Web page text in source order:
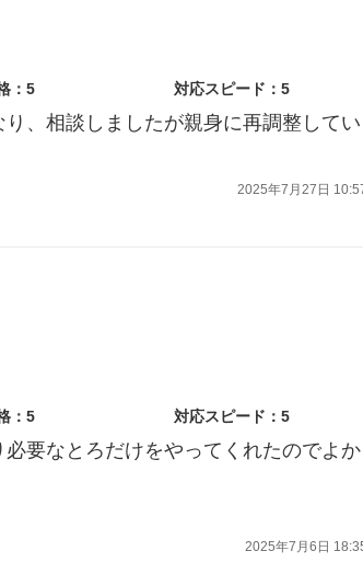
：5 対応スピード：5
、相談しましたが親身に再調整してい
2025年7月27日
：5 対応スピード：5
要なとろだけをやってくれたのでよか
2025年7月6日